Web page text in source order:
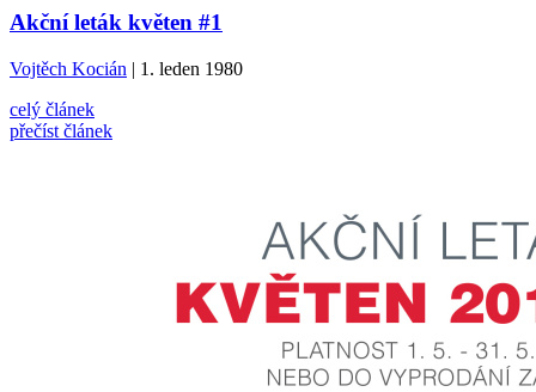
Akční leták květen #1
Vojtěch Kocián | 1. leden 1980
celý článek
přečíst článek